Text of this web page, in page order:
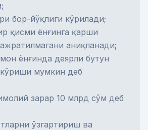
бор-йўқлиги кўрилади;
қисми ёнғинга қарши
аниқланади;
ёнғинда деярли бутун
мумкин деб
зарар 10 млрд сўм деб
ўзгартириш ва